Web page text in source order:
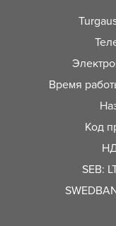
Время
Код
SEB: